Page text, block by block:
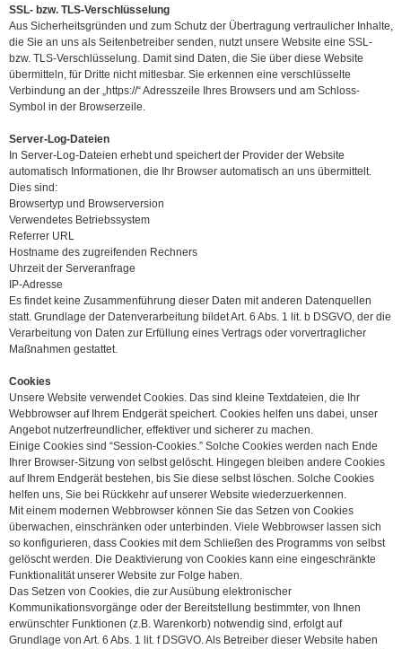
SSL- bzw. TLS-Verschlüsselung
Aus Sicherheitsgründen und zum Schutz der Übertragung vertraulicher Inhalte,
die Sie an uns als Seitenbetreiber senden, nutzt unsere Website eine SSL-
bzw. TLS-Verschlüsselung. Damit sind Daten, die Sie über diese Website
übermitteln, für Dritte nicht mitlesbar. Sie erkennen eine verschlüsselte
Verbindung an der „https://“ Adresszeile Ihres Browsers und am Schloss-
Symbol in der Browserzeile.
Server-Log-Dateien
In Server-Log-Dateien erhebt und speichert der Provider der Website
automatisch Informationen, die Ihr Browser automatisch an uns übermittelt.
Dies sind:
Browsertyp und Browserversion
Verwendetes Betriebssystem
Referrer URL
Hostname des zugreifenden Rechners
Uhrzeit der Serveranfrage
IP-Adresse
Es findet keine Zusammenführung dieser Daten mit anderen Datenquellen
statt. Grundlage der Datenverarbeitung bildet Art. 6 Abs. 1 lit. b DSGVO, der die
Verarbeitung von Daten zur Erfüllung eines Vertrags oder vorvertraglicher
Maßnahmen gestattet.
Cookies
Unsere Website verwendet Cookies. Das sind kleine Textdateien, die Ihr
Webbrowser auf Ihrem Endgerät speichert. Cookies helfen uns dabei, unser
Angebot nutzerfreundlicher, effektiver und sicherer zu machen.
Einige Cookies sind “Session-Cookies.” Solche Cookies werden nach Ende
Ihrer Browser-Sitzung von selbst gelöscht. Hingegen bleiben andere Cookies
auf Ihrem Endgerät bestehen, bis Sie diese selbst löschen. Solche Cookies
helfen uns, Sie bei Rückkehr auf unserer Website wiederzuerkennen.
Mit einem modernen Webbrowser können Sie das Setzen von Cookies
überwachen, einschränken oder unterbinden. Viele Webbrowser lassen sich
so konfigurieren, dass Cookies mit dem Schließen des Programms von selbst
gelöscht werden. Die Deaktivierung von Cookies kann eine eingeschränkte
Funktionalität unserer Website zur Folge haben.
Das Setzen von Cookies, die zur Ausübung elektronischer
Kommunikationsvorgänge oder der Bereitstellung bestimmter, von Ihnen
erwünschter Funktionen (z.B. Warenkorb) notwendig sind, erfolgt auf
Grundlage von Art. 6 Abs. 1 lit. f DSGVO. Als Betreiber dieser Website haben